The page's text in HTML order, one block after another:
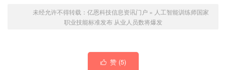
未经允许不得转载： 亿恩科技信息资讯门户 » 人工智能训练师国家
职业技能标准发布 从业人员数将爆发
 赞 (5)